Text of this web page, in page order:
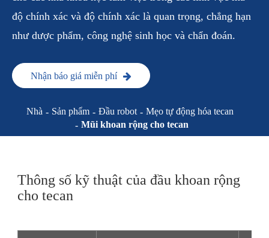
độ chính xác và độ chính xác là quan trọng, chẳng hạn
như dược phẩm, công nghệ sinh học và chẩn đoán.
Nhận báo giá miễn phí
Nhà Sản phẩm Đầu robot
Mẹo tự động hóa tecan
Mũi khoan rộng cho tecan
Thông số kỹ thuật của đầu khoan rộng
cho tecan